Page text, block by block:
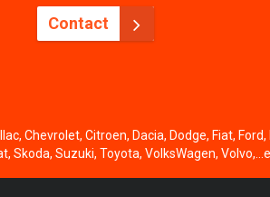
Contact
Chevrolet, Citroen, Dacia, Dodge, Fiat,
Skoda, Suzuki, Toyota, VolksWagen,